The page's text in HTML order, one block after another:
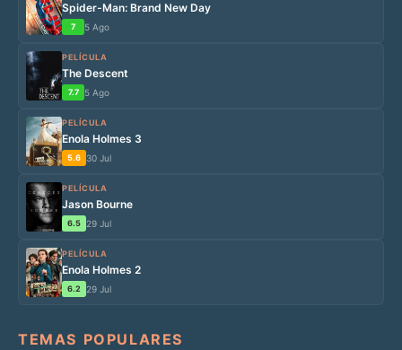
Spider-Man: Brand New Day
7 5 Ago
PELÍCULA
The Descent
7.7 5 Ago
PELÍCULA
Enola Holmes 3
5.6 30 Jul
PELÍCULA
Jason Bourne
6.5 29 Jul
PELÍCULA
Enola Holmes 2
6.2 29 Jul
TEMAS POPULARES